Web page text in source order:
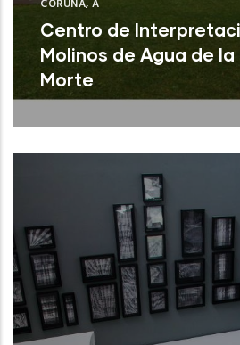
CORUÑA, A
Centro de
Molinos de Agua de
Morte
A Laracha (A Coruña)